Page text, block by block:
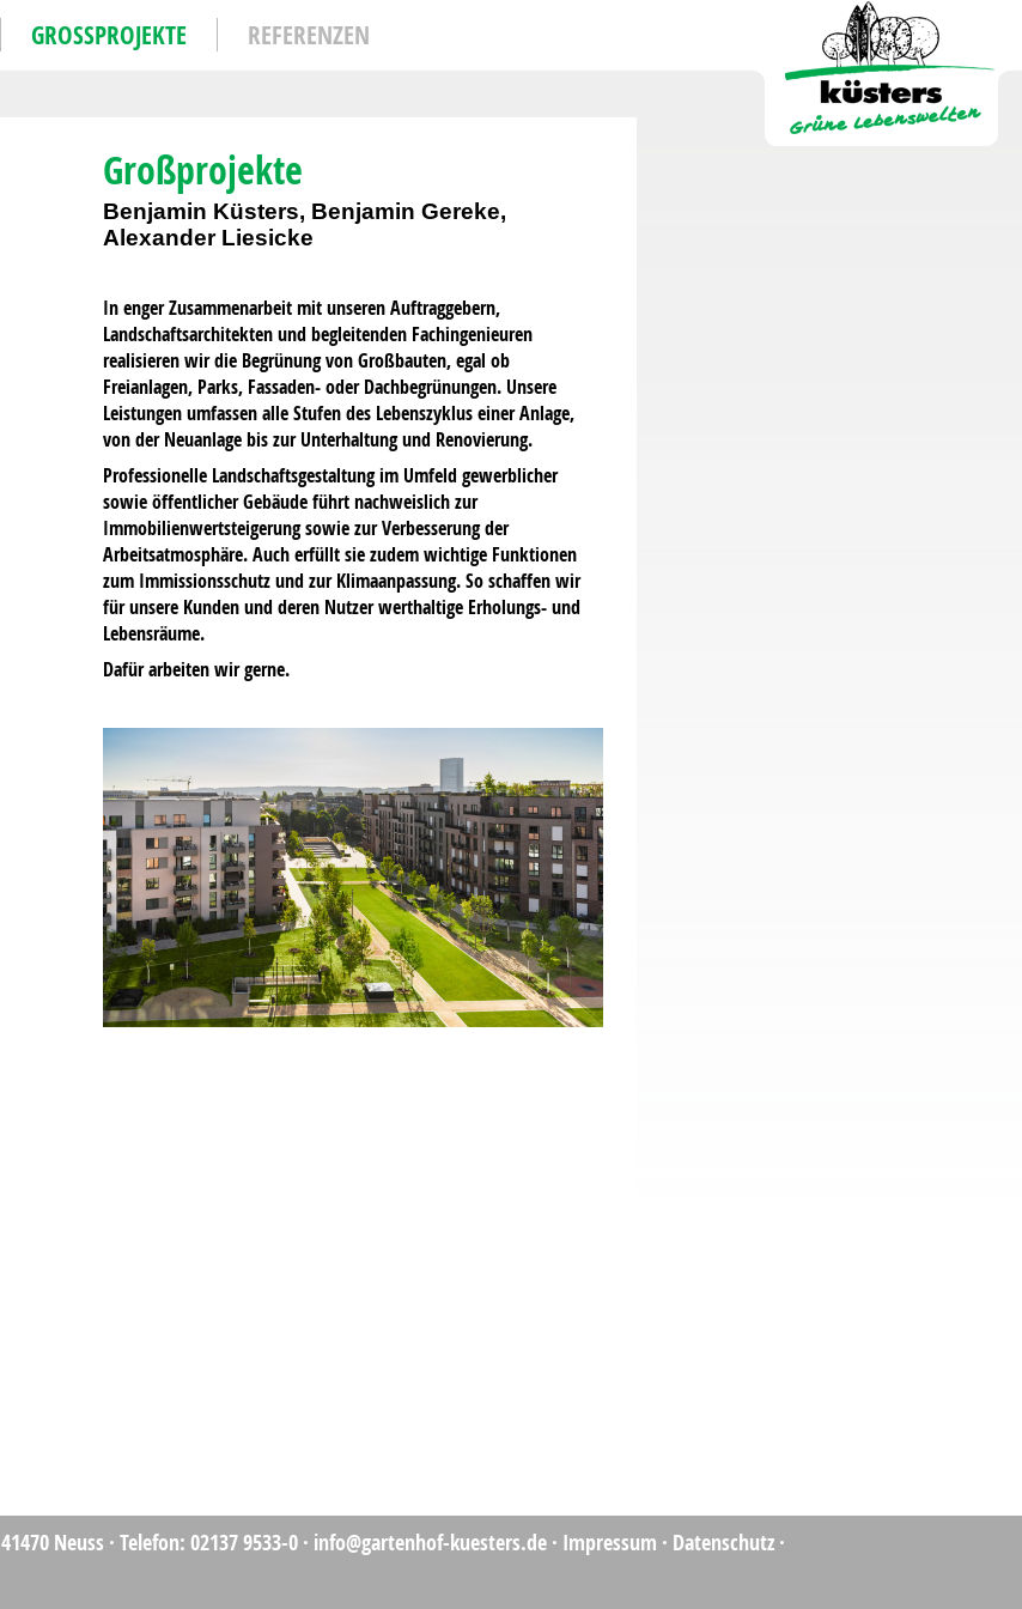
GROSSPROJEKTE REFERENZEN
Großprojekte
Benjamin Küsters, Benjamin Gereke,
Alexander Liesicke
In enger Zusammenarbeit mit unseren Auftraggebern,
Landschaftsarchitekten und begleitenden Fachingenieuren
realisieren wir die Begrünung von Großbauten, egal ob
Freianlagen, Parks, Fassaden- oder Dachbegrünungen. Unsere
Leistungen umfassen alle Stufen des Lebenszyklus einer Anlage,
von der Neuanlage bis zur Unterhaltung und Renovierung.
Professionelle Landschaftsgestaltung im Umfeld gewerblicher
sowie öffentlicher Gebäude führt nachweislich zur
Immobilienwertsteigerung sowie zur Verbesserung der
Arbeitsatmosphäre. Auch erfüllt sie zudem wichtige Funktionen
zum Immissionsschutz und zur Klimaanpassung. So schaffen wir
für unsere Kunden und deren Nutzer werthaltige Erholungs- und
Lebensräume.
Dafür arbeiten wir gerne.
41470 Neuss · Telefon: 02137 9533-0 · info@gartenhof-kuesters.de · Impressum · Datenschutz ·